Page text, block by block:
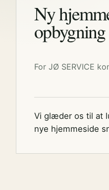
Ny
opbygning
For JØ SERVICE
Vi glæder os til at
nye hjemmeside